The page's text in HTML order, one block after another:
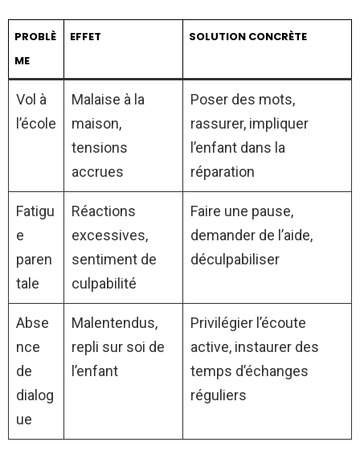
PROBLÈ
ME
EFFET SOLUTION CONCRÈTE
Vol à
l’école
Malaise à la
maison,
tensions
accrues
Poser des mots,
rassurer, impliquer
l’enfant dans la
réparation
Fatigu
e
paren
tale
Réactions
excessives,
sentiment de
culpabilité
Faire une pause,
demander de l’aide,
déculpabiliser
Abse
nce
de
dialog
ue
Malentendus,
repli sur soi de
l’enfant
Privilégier l’écoute
active, instaurer des
temps d’échanges
réguliers